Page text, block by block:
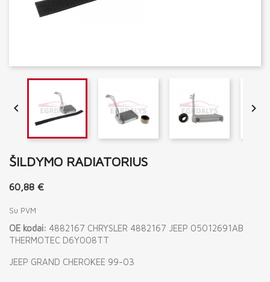
 
ŠILDYMO RADIATORIUS
60,88 €
Su PVM
OE kodai: 4882167 CHRYSLER 4882167 JEEP 05012691AB
THERMOTEC D6Y008TT
JEEP GRAND CHEROKEE 99-03